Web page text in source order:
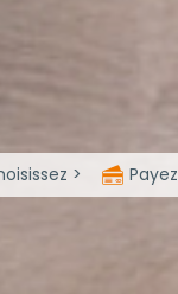
> Payez